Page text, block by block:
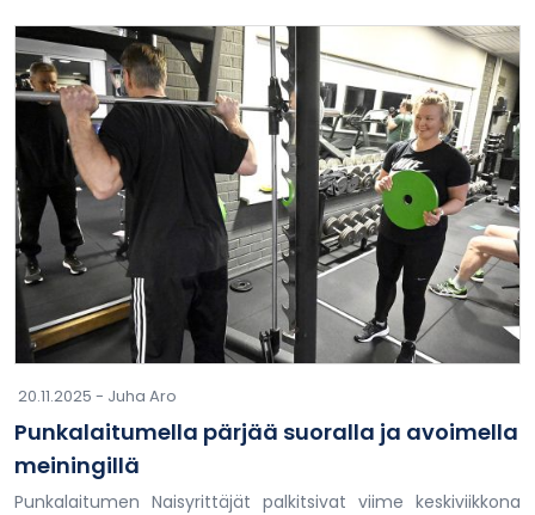
20.11.2025 - Juha Aro
Punkalaitumella pärjää suoralla ja avoimella
meiningillä
Punkalaitumen Naisyrittäjät palkitsivat viime keskiviikkona